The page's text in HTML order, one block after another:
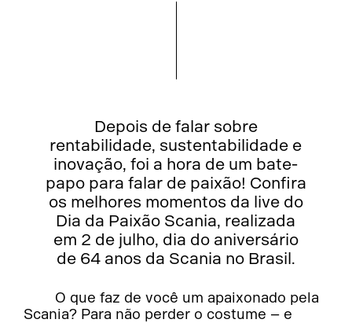
Depois de falar sobre
rentabilidade, sustentabilidade e
inovação, foi a hora de um bate-
papo para falar de paixão! Confira
os melhores momentos da live do
Dia da Paixão Scania, realizada
em 2 de julho, dia do aniversário
de 64 anos da Scania no Brasil.
O que faz de você um apaixonado pela
Scania? Para não perder o costume – e